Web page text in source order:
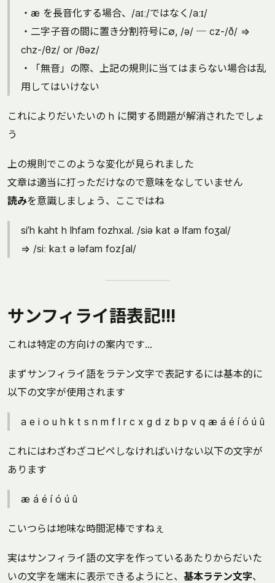
・æ を長音化する場合、/aɪː/ではなく/aːɪ/
・二字子音の間に置き分割符号に∅, /ə/ ─ cz-/ð/ ⇒
chz-/θz/ or /θəz/
・「無音」の際、上記の規則に当てはまらない場合は乱
用してはいけない
これによりだいたいの h に関する問題が解消されたでしょ
う
上の規則でこのような変化が見られました
文章は適当に打っただけなので意味をなしていません
読みを意識しましょう、ここではね
si’h kaht h lhfam fozhxal. /siə kat ə lfam foʒal/
⇒ /siː kaːt ə ləfam fozʃal/
サンフィライ語表記!!!
これは特定の方向けの案内です...
まずサンフィライ語をラテン文字で表記するには基本的に
以下の文字が使用されます
a e i o u h k t s n m f l r c x g d z b p v q æ á é í ó ú û
これにはわざわざコピペしなければいけない以下の文字が
あります
æ á é í ó ú û
こいつらは地味な時間泥棒ですねぇ
実はサンフィライ語の文字を作っているあたりからだいた
いの文字を端末に表示できるようにと、 基本ラテン文字、